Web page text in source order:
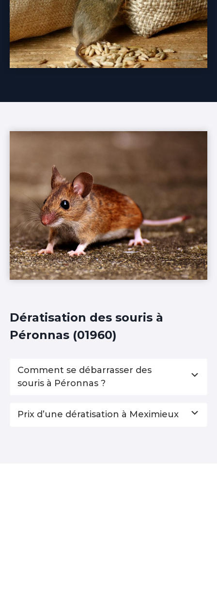
Dératisation des souris à
Péronnas (01960)
Comment se débarrasser des
souris à Péronnas ?
Prix d’une dératisation à Meximieux